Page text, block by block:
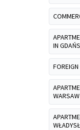
IN
WARSAW